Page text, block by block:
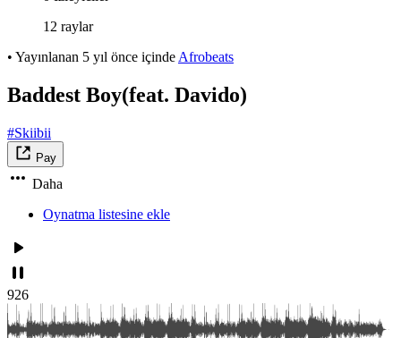
12 raylar
• Yayınlanan 5 yıl önce içinde Afrobeats
Baddest Boy(feat. Davido)
#Skiibii
Pay
Daha
Oynatma listesine ekle
926